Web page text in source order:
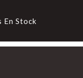
En Stock